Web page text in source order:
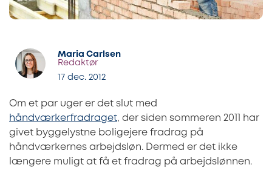
Maria Carlsen
Redaktør
17 dec. 2012
Om et par uger er det slut med
håndværkerfradraget, der siden sommeren 2011 har
givet byggelystne boligejere fradrag på
håndværkernes arbejdsløn. Dermed er det ikke
længere muligt at få et fradrag på arbejdslønnen.